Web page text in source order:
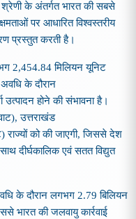
श्रेणी के अंतर्गत भारत की सबसे
पर आधारित विश्वस्तरीय
प्रस्तुत करती है।
2,454.84मिलियन यूनिट
के दौरान
उत्पादन होने की संभावना है।
),उत्तराखंड
)राज्यों को की जाएगी,जिससे देश
साथ दीर्घकालिक एवं सतत विद्युत
के दौरान लगभग 2.79बिलियन
भारत की जलवायु कार्रवाई